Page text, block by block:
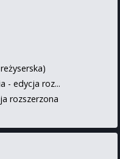
- edycja roz...
rozszerzona